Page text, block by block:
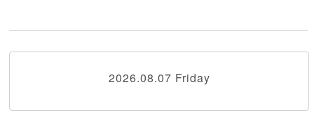
2026.08.07 Friday